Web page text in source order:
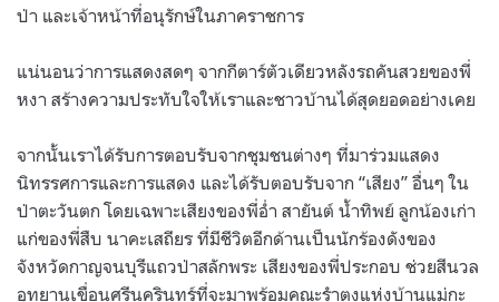
ป่า และเจ้าหน้าที่อนุรักษ์ในภาคราชการ
แน่นอนว่าการแสดงสดๆ จากกีตาร์ตัวเดียวหลังรถคันสวยของพี่
หงา สร้างความประทับใจให้เราและชาวบ้านได้สุดยอดอย่างเคย
จากนั้นเราได้รับการตอบรับจากชุมชนต่างๆ ที่มาร่วมแสดง
นิทรรศการและการแสดง และได้รับตอบรับจาก “เสียง” อื่นๆ ใน
ป่าตะวันตก โดยเฉพาะเสียงของพี่อ่ำ สายันต์ น้ำทิพย์ ลูกน้องเก่า
แก่ของพี่สืบ นาคะเสถียร ที่มีชีวิตอีกด้านเป็นนักร้องดังของ
จังหวัดกาญจนบุรีแถวป่าสลักพระ เสียงของพี่ประกอบ ช่วยสีนวล
อุทยานเขื่อนศรีนครินทร์ที่จะมาพร้อมคณะรำตงแห่งบ้านแม่กะ